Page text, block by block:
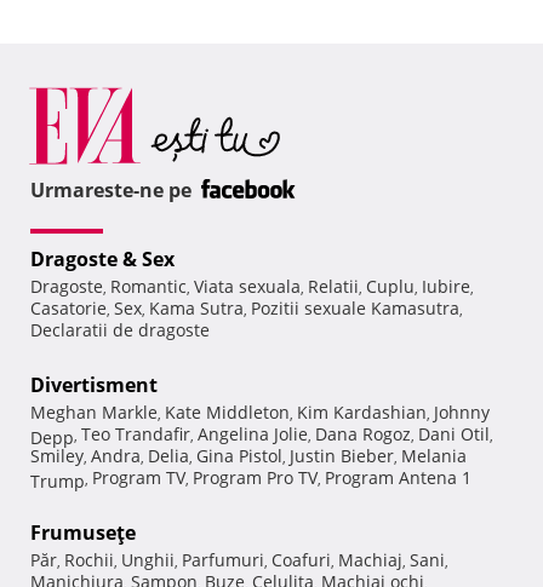
Urmareste-ne pe
Dragoste & Sex
Dragoste, Romantic, Viata sexuala, Relatii, Cuplu, Iubire,
Casatorie, Sex, Kama Sutra, Pozitii sexuale Kamasutra,
Declaratii de dragoste
Divertisment
Meghan Markle, Kate Middleton, Kim Kardashian, Johnny
Depp, Teo Trandafir, Angelina Jolie, Dana Rogoz, Dani Otil,
Smiley, Andra, Delia, Gina Pistol, Justin Bieber, Melania
Trump, Program TV, Program Pro TV, Program Antena 1
Frumuseţe
Păr, Rochii, Unghii, Parfumuri, Coafuri, Machiaj, Sani,
Manichiura, Sampon, Buze, Celulita, Machiaj ochi,